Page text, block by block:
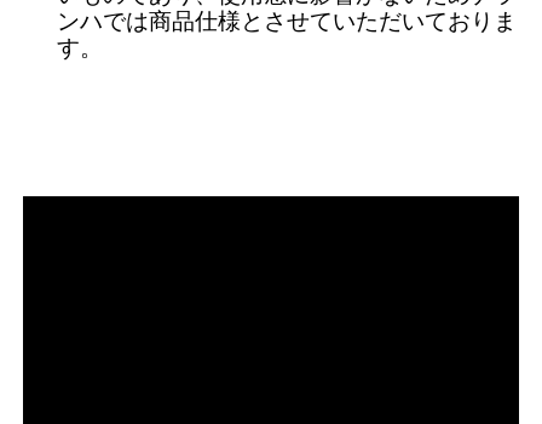
ンハでは商品仕様とさせていただいておりま
す。